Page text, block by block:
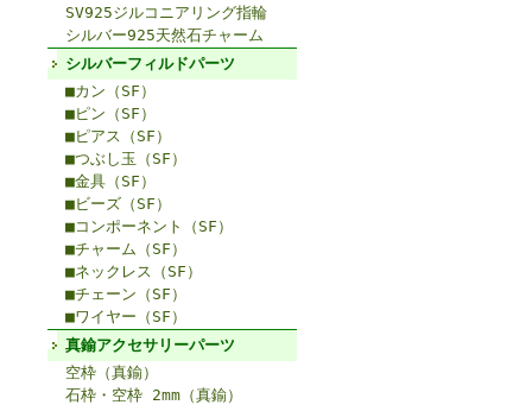
SV925ジルコニアリング指輪
シルバー925天然石チャーム
シルバーフィルドパーツ
■カン（SF）
■ピン（SF）
■ピアス（SF）
■つぶし玉（SF）
■金具（SF）
■ビーズ（SF）
■コンポーネント（SF）
■チャーム（SF）
■ネックレス（SF）
■チェーン（SF）
■ワイヤー（SF）
真鍮アクセサリーパーツ
空枠（真鍮）
石枠・空枠 2mm（真鍮）